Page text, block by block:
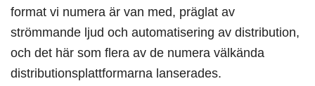
format vi numera är van med, präglat av
strömmande ljud och automatisering av distribution,
och det här som flera av de numera välkända
distributionsplattformarna lanserades.